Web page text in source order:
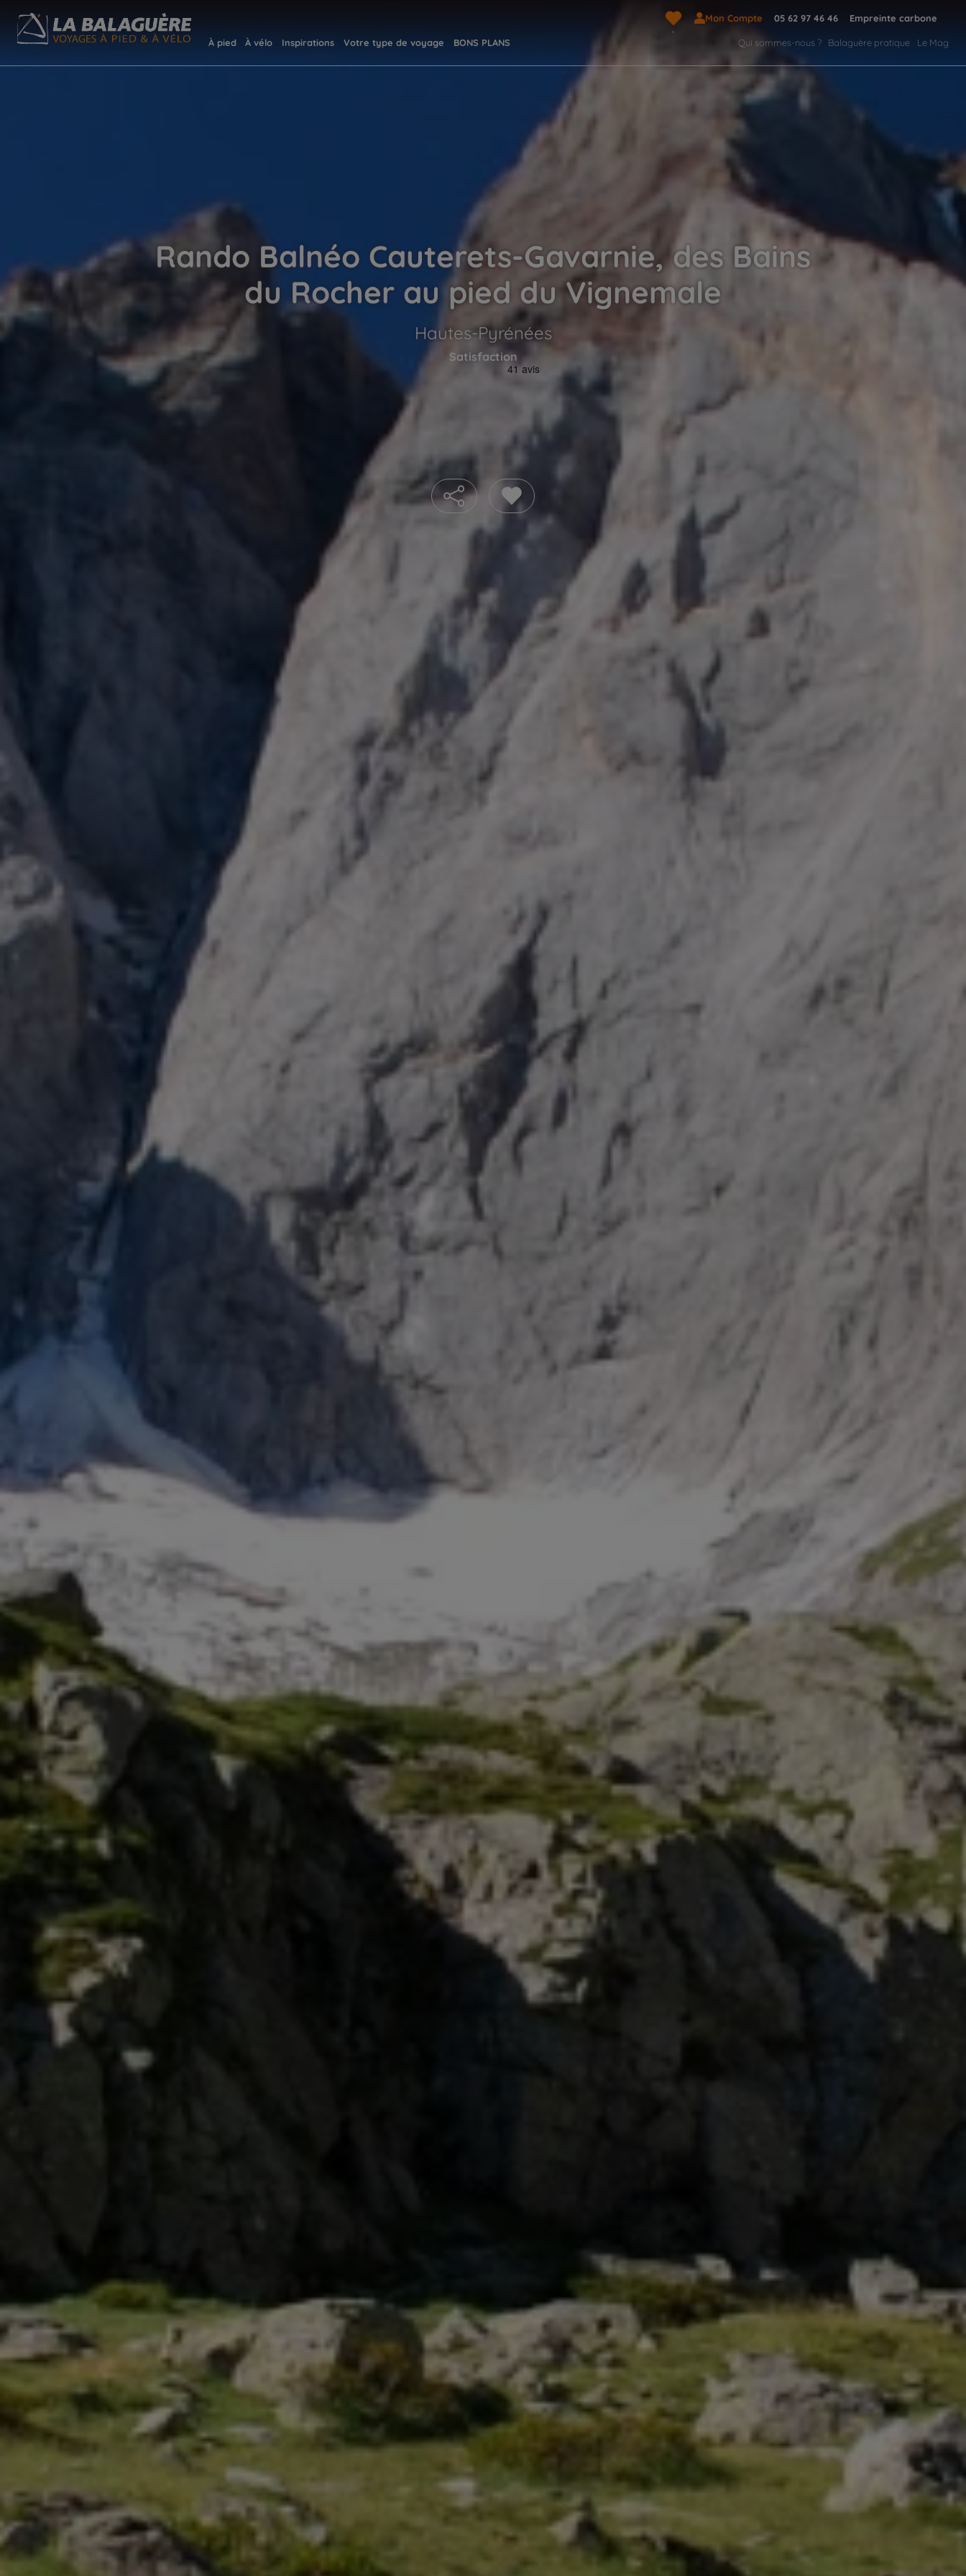
Mon Compte 05 62 97 46 46 Empreinte carbone
À pied À vélo Inspirations Votre type de voyage BONS PLANS Qui sommes-nous ? Balaguère pratique Le Mag
Rando Balnéo Cauterets-Gavarnie, des Bains
du Rocher au pied du Vignemale
Hautes-Pyrénées
Satisfaction